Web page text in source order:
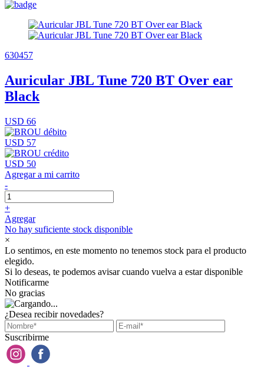
630457
Auricular JBL Tune 720 BT Over ear
Black
USD 66
USD 57
USD 50
Agregar a mi carrito
-
+
Agregar
No hay suficiente stock disponible
×
Lo sentimos, en este momento no tenemos stock para el producto
elegido.
Si lo deseas, te podemos avisar cuando vuelva a estar disponible
Notificarme
No gracias
¿Desea recibir novedades?
Suscribirme